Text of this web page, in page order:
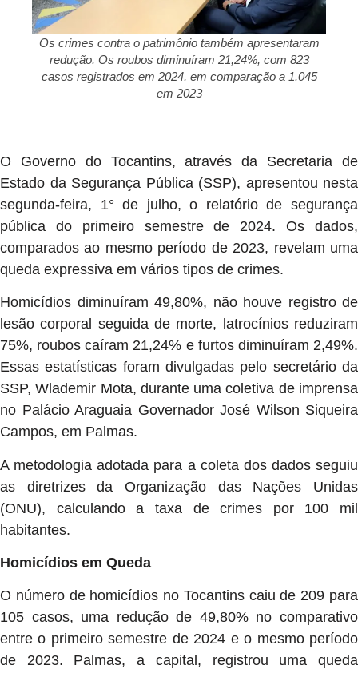
Os crimes contra o patrimônio também apresentaram
redução. Os roubos diminuíram 21,24%, com 823
casos registrados em 2024, em comparação a 1.045
em 2023
O Governo do Tocantins, através da Secretaria de
Estado da Segurança Pública (SSP), apresentou nesta
segunda-feira, 1° de julho, o relatório de segurança
pública do primeiro semestre de 2024. Os dados,
comparados ao mesmo período de 2023, revelam uma
queda expressiva em vários tipos de crimes.
Homicídios diminuíram 49,80%, não houve registro de
lesão corporal seguida de morte, latrocínios reduziram
75%, roubos caíram 21,24% e furtos diminuíram 2,49%.
Essas estatísticas foram divulgadas pelo secretário da
SSP, Wlademir Mota, durante uma coletiva de imprensa
no Palácio Araguaia Governador José Wilson Siqueira
Campos, em Palmas.
A metodologia adotada para a coleta dos dados seguiu
as diretrizes da Organização das Nações Unidas
(ONU), calculando a taxa de crimes por 100 mil
habitantes.
Homicídios em Queda
O número de homicídios no Tocantins caiu de 209 para
105 casos, uma redução de 49,80% no comparativo
entre o primeiro semestre de 2024 e o mesmo período
de 2023. Palmas, a capital, registrou uma queda